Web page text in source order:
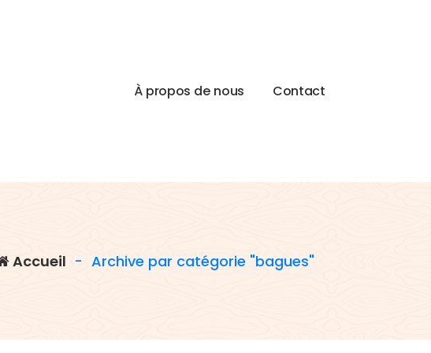
À propos de nous Contact
Accueil - Archive par catégorie "bagues"